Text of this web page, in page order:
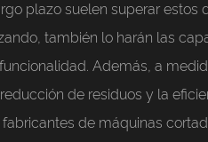
plazo suelen superar estos
también lo harán las
Además, a
de residuos y la
de máquinas